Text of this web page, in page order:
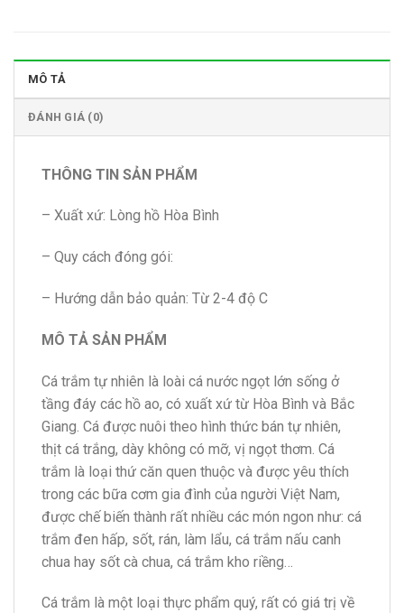
MÔ TẢ
ĐÁNH GIÁ (0)
THÔNG TIN SẢN PHẨM
– Xuất xứ: Lòng hồ Hòa Bình
– Quy cách đóng gói:
– Hướng dẫn bảo quản: Từ 2-4 độ C
MÔ TẢ SẢN PHẨM
Cá trắm tự nhiên là loài cá nước ngọt lớn sống ở
tầng đáy các hồ ao, có xuất xứ từ Hòa Bình và Bắc
Giang. Cá được nuôi theo hình thức bán tự nhiên,
thịt cá trắng, dày không có mỡ, vị ngọt thơm. Cá
trắm là loại thứ căn quen thuộc và được yêu thích
trong các bữa cơm gia đình của người Việt Nam,
được chế biến thành rất nhiều các món ngon như: cá
trắm đen hấp, sốt, rán, làm lẩu, cá trắm nấu canh
chua hay sốt cà chua, cá trắm kho riềng…
Cá trắm là một loại thực phẩm quý, rất có giá trị về